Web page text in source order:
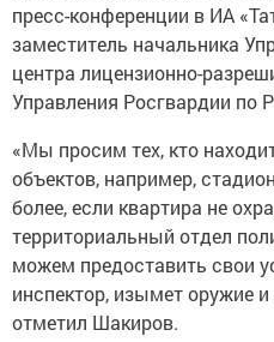
пресс-конференции в ИА
заместитель начальника
центра лицензионно-
Управления Росгвардии по
«Мы просим тех, кто
объектов, например,
более, если квартира не
территориальный отдел
можем предоставить свои
инспектор, изымет оружие
отметил Шакиров.